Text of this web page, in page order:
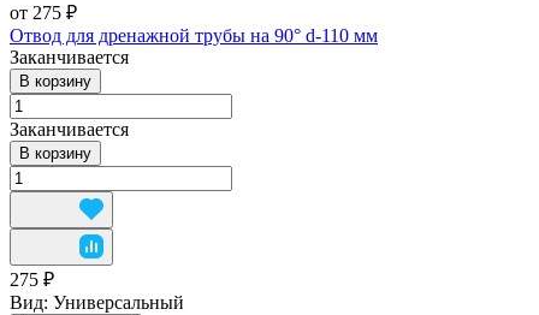
от 275 ₽
Отвод для дренажной трубы на 90° d-110 мм
Заканчивается
В корзину
Заканчивается
В корзину
275 ₽
Вид: Универсальный